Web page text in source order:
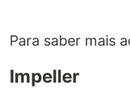
Para saber mais
Impeller